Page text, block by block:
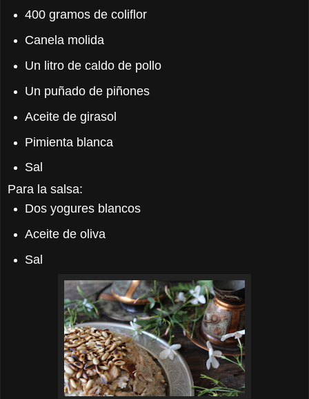
400 gramos de coliflor
Canela molida
Un litro de caldo de pollo
Un puñado de piñones
Aceite de girasol
Pimienta blanca
Sal
Para la salsa:
Dos yogures blancos
Aceite de oliva
Sal